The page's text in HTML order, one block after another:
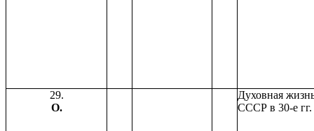
29.
О.
Духовная
СССР в 30-е гг.